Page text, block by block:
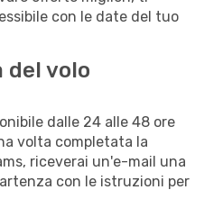
con le date del tuo
del volo
dalle 24 alle 48 ore
volta completata la
riceverai un'e-mail una
con le istruzioni per